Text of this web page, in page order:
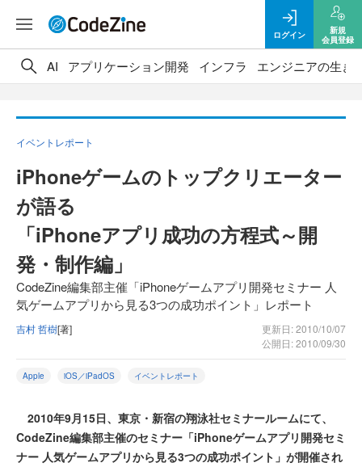
ログイン
新規
会員登録
AI アプリケーション開発 インフラ エンジニアの生き
イベントレポート
iPhoneゲームのトップクリエーター
が語る
「iPhoneアプリ成功の方程式～開
発・制作編」
CodeZine編集部主催「iPhoneゲームアプリ開発セミナー 人
気ゲームアプリから見る3つの成功ポイント」レポート
吉村 哲樹[著]
更新日: 2010/10/07
公開日: 2010/09/30
Apple iOS／iPadOS イベントレポート
2010年9月15日、東京・新宿の翔泳社セミナールームにて、
CodeZine編集部主催のセミナー「iPhoneゲームアプリ開発セミ
ナー 人気ゲームアプリから見る3つの成功ポイント」が開催され